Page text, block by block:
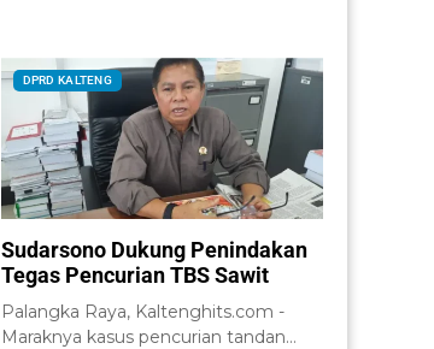
DPRD KALTENG
Sudarsono Dukung Penindakan
Tegas Pencurian TBS Sawit
Palangka Raya, Kaltenghits.com -
Maraknya kasus pencurian tandan